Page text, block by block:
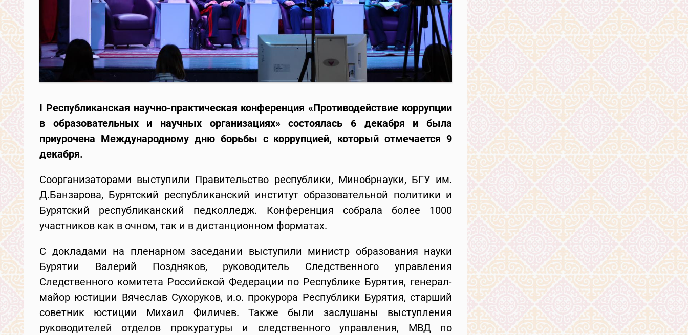
I Республиканская научно-практическая конференция «Противодействие коррупции
в образовательных и научных организациях» состоялась 6 декабря и была
приурочена Международному дню борьбы с коррупцией, который отмечается 9
декабря.
Соорганизаторами выступили Правительство республики, Минобрнауки, БГУ им.
Д.Банзарова, Бурятский республиканский институт образовательной политики и
Бурятский республиканский педколледж. Конференция собрала более 1000
участников как в очном, так и в дистанционном форматах.
С докладами на пленарном заседании выступили министр образования науки
Бурятии Валерий Поздняков, руководитель Следственного управления
Следственного комитета Российской Федерации по Республике Бурятия, генерал-
майор юстиции Вячеслав Сухоруков, и.о. прокурора Республики Бурятия, старший
советник юстиции Михаил Филичев. Также были заслушаны выступления
руководителей отделов прокуратуры и следственного управления, МВД по